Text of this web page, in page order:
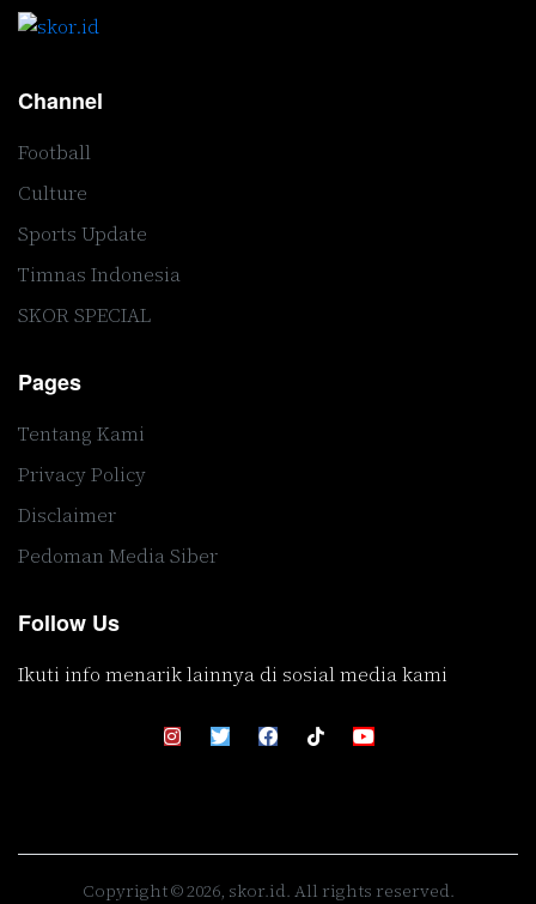
Channel
Football
Culture
Sports Update
Timnas Indonesia
SKOR SPECIAL
Pages
Tentang Kami
Privacy Policy
Disclaimer
Pedoman Media Siber
Follow Us
Ikuti info menarik lainnya di sosial media kami
Copyright © 2026, skor.id. All rights reserved.